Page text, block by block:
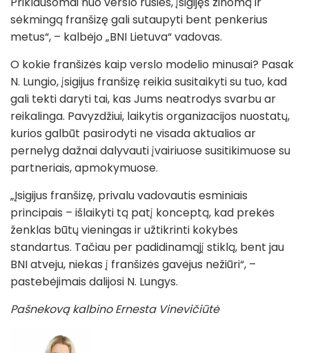
sėkmingą franšizę gali sutaupyti bent penkerius
metus“, – kalbėjo „BNI Lietuva“ vadovas.
O kokie franšizės kaip verslo modelio minusai? Pasak
N. Lungio, įsigijus franšizę reikia susitaikyti su tuo, kad
gali tekti daryti tai, kas Jums neatrodys svarbu ar
reikalinga. Pavyzdžiui, laikytis organizacijos nuostatų,
kurios galbūt pasirodyti ne visada aktualios ar
pernelyg dažnai dalyvauti įvairiuose susitikimuose su
partneriais, apmokymuose.
„Įsigijus franšizę, privalu vadovautis esminiais
principais – išlaikyti tą patį konceptą, kad prekės
ženklas būtų vieningas ir užtikrinti kokybės
standartus. Tačiau per padidinamąjį stiklą, bent jau
BNI atveju, niekas į franšizės gavėjus nežiūri“, –
pastebėjimais dalijosi N. Lungys.
Pašnekovą kalbino Ernesta Vinevičiūtė